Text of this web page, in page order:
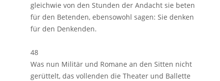
gleichwie von den Stunden der Andacht sie beten
für den Betenden, ebensowohl sagen: Sie denken
für den Denkenden.
48
Was nun Militär und Romane an den Sitten nicht
gerüttelt, das vollenden die Theater und Ballette